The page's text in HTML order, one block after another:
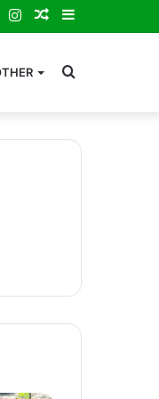
Random
Instagram
YouTube
Search
for